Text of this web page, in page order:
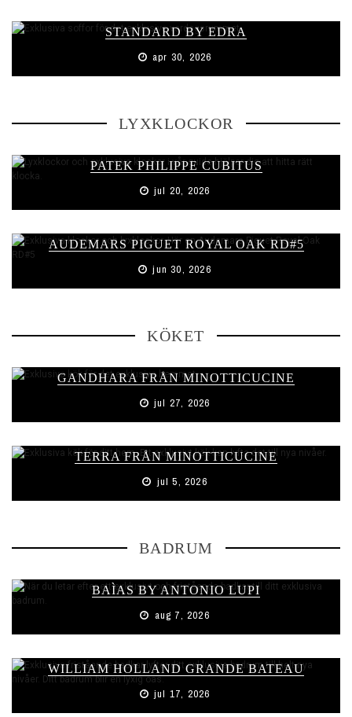
STANDARD BY EDRA
apr 30, 2026
LYXKLOCKOR
PATEK PHILIPPE CUBITUS
jul 20, 2026
AUDEMARS PIGUET ROYAL OAK RD#5
jun 30, 2026
KÖKET
GANDHARA FRÅN MINOTTICUCINE
jul 27, 2026
TERRA FRÅN MINOTTICUCINE
jul 5, 2026
BADRUM
BAÌAS BY ANTONIO LUPI
aug 7, 2026
WILLIAM HOLLAND GRANDE BATEAU
jul 17, 2026